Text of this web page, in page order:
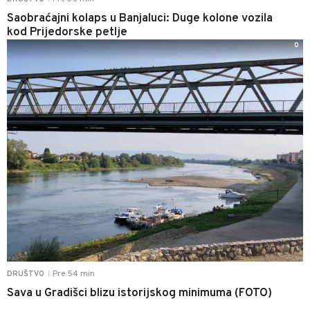
Saobraćajni kolaps u Banjaluci: Duge kolone vozila
kod Prijedorske petlje
DRUŠTVO Pre 54 min
Sava u Gradišci blizu istorijskog minimuma (FOTO)
0